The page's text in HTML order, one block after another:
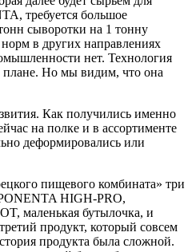
требуется большое
сыворотки на 1 тонну
в других направлениях
нет. Технология
плане. Но мы видим, что она
Как получились именно
на полке и в ассортименте
деформировались или
пищевого комбината» три
HIGH-PRO,
маленькая бутылочка, и
продукт, который совсем
продукта была сложной.